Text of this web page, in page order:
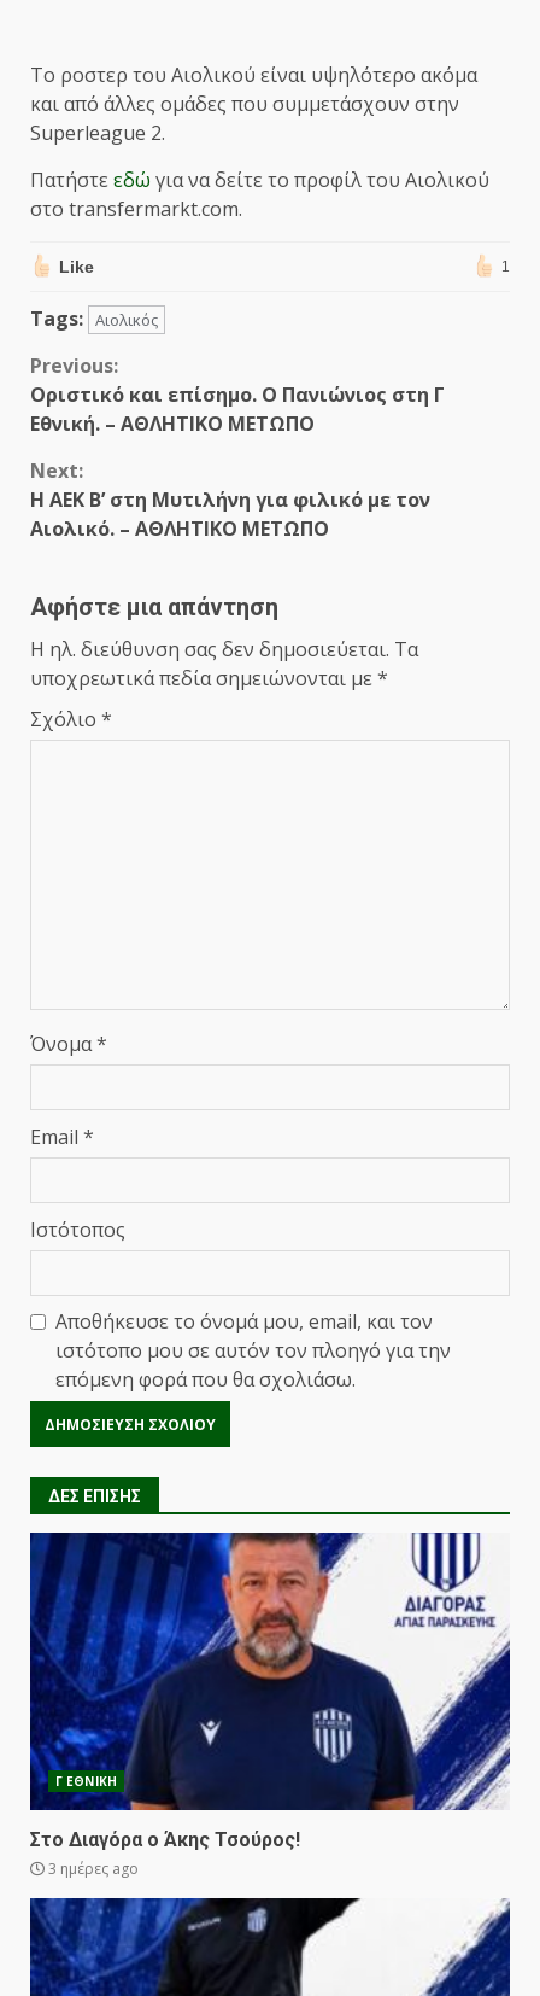
Το ροστερ του Αιολικού είναι υψηλότερο ακόμα
και από άλλες ομάδες που συμμετάσχουν στην
Superleague 2.
Πατήστε εδώ για να δείτε το προφίλ του Αιολικού
στο transfermarkt.com.
Like 1
Tags: Αιολικός
Continue
Reading
Previous:
Οριστικό και επίσημο. Ο Πανιώνιος στη Γ
Εθνική. – ΑΘΛΗΤΙΚΟ ΜΕΤΩΠΟ
Next:
Η ΑΕΚ Β’ στη Μυτιλήνη για φιλικό με τον
Αιολικό. – ΑΘΛΗΤΙΚΟ ΜΕΤΩΠΟ
Αφήστε μια απάντηση
Η ηλ. διεύθυνση σας δεν δημοσιεύεται. Τα
υποχρεωτικά πεδία σημειώνονται με *
Σχόλιο *
Όνομα*
Email *
Ιστότοπος
Αποθήκευσε το όνομά μου, email, και τον
ιστότοπο μου σε αυτόν τον πλοηγό για την
επόμενη φορά που θα σχολιάσω.
ΔΕΣ ΕΠΙΣΗΣ
Γ ΕΘΝΙΚΗ
Στο Διαγόρα ο Άκης Τσούρος!
3 ημέρες ago